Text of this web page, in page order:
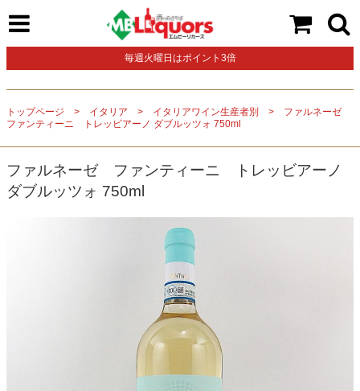
毎週火曜日はポイント3倍
トップページ イタリア イタリアワイン生産者別
ファルネーゼ
ファンティーニ トレッビアーノ ダブルッツォ 750ml
ファルネーゼ ファンティーニ トレッビアーノ
ダブルッツォ 750ml